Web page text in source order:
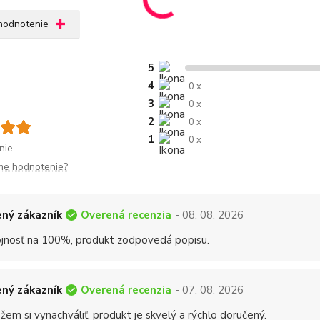
5
4
0 x
3 0 x
2 0 x
1 0 x
hodnotenie?
zákazník Overená recenzia - 08. 08. 2026
na 100%, produkt zodpovedá popisu.
zákazník Overená recenzia - 07. 08. 2026
si vynachváliť, produkt je skvelý a rýchlo doručený.